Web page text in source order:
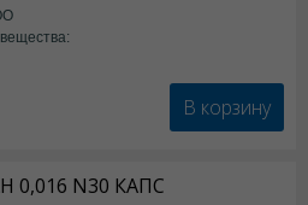
В корзину
0,016 N30 КАПС